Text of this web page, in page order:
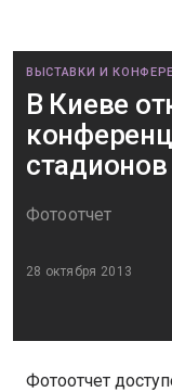
ВЫСТАВКИ И
В Киеве
стадионов
Фотоотчет
28 октября 2013
Фотоотчет